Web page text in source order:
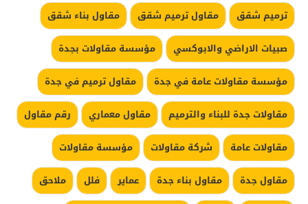
ترميم شقق
مقاول ترميم شقق
مقاول بناء شقق
صبيات الاراضي والابوكسي
مؤسسة مقاولات بجدة
مؤسسة مقاولات عامة في جدة
مقاول ترميم في جدة
مقاولات جدة للبناء والترميم
مقاول معماري
رقم مقاول
مقاولات عامة
شركة مقاولات
مؤسسة مقاولات
مقاول جدة
مقاول بناء جدة عماير فلل
ملاحق